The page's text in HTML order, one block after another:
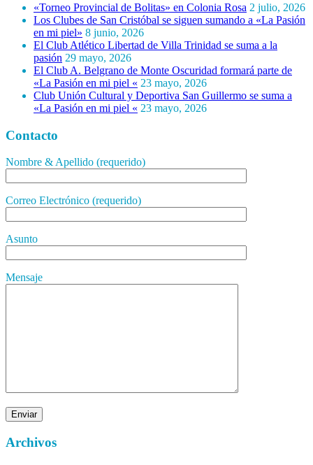
«Torneo Provincial de Bolitas» en Colonia Rosa 2 julio, 2026
Los Clubes de San Cristóbal se siguen sumando a «La Pasión
en mi piel» 8 junio, 2026
El Club Atlético Libertad de Villa Trinidad se suma a la
pasión 29 mayo, 2026
El Club A. Belgrano de Monte Oscuridad formará parte de
«La Pasión en mi piel « 23 mayo, 2026
Club Unión Cultural y Deportiva San Guillermo se suma a
«La Pasión en mi piel « 23 mayo, 2026
Contacto
Nombre & Apellido (requerido)
Correo Electrónico (requerido)
Asunto
Mensaje
Archivos